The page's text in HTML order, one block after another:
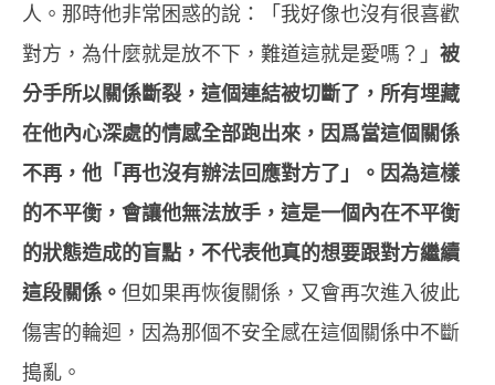
人。那時他非常困惑的說：「我好像也沒有很喜歡
對方，為什麼就是放不下，難道這就是愛嗎？」 被
分手所以關係斷裂，這個連結被切斷了，所有埋藏
在他內心深處的情感全部跑出來，因爲當這個關係
不再，他「再也沒有辦法回應對方了」。因為這樣
的不平衡，會讓他無法放手，這是一個內在不平衡
的狀態造成的盲點，不代表他真的想要跟對方繼續
這段關係。 但如果再恢復關係，又會再次進入彼此
傷害的輪迴，因為那個不安全感在這個關係中不斷
搗亂。